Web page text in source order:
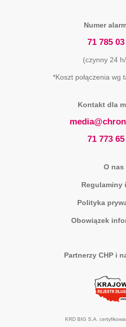
Numer
71 785
(czynny 24
*Koszt połączenia wg
Kontakt dla
71 773
O nas
Regulaminy
Polityka
Obowiązek
Partnerzy CHP i
KRD BIG S.A.